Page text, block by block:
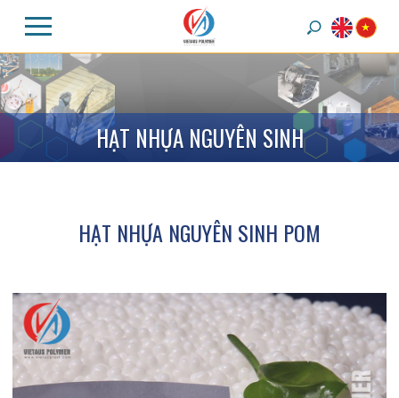
HẠT NHỰA NGUYÊN SINH
HẠT NHỰA NGUYÊN SINH POM